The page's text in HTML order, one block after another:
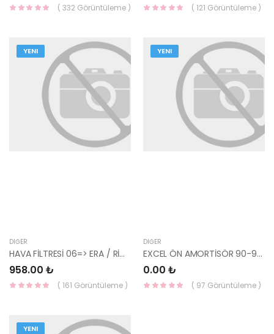
( 332 Görüntüleme ) ( 121 Görüntüleme )
YENI
DIĞER
HAVA FİLTRESİ 06=> ERA / RİO BENZİNLİ 28113-1G000-HCC
958.00 ₺
( 161 Görüntüleme )
YENI
DIĞER
EXCEL ÖN AMORTİSÖR 90-94 R/L 54650-24120-
0.00 ₺
( 97 Görüntüleme )
YENI